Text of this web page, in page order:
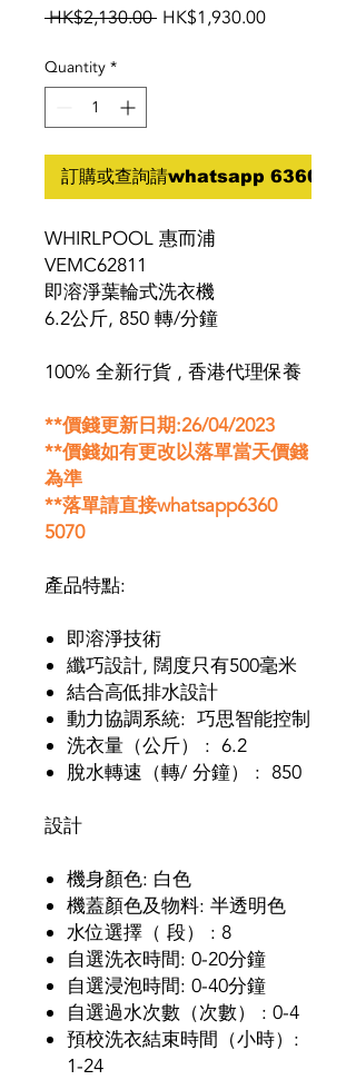
HK$2,130.00 Regular
HK$1,930.00Sale
Quantity *
訂購或查詢請whatsapp 6360
WHIRLPOOL 惠而浦
VEMC62811
即溶淨葉輪式洗衣機
6.2公斤, 850 轉/分鐘
100% 全新行貨 , 香港代理保養
**價錢更新日期:26/04/2023
**價錢如有更改以落單當天價錢
為準
**落單請直接whatsapp6360
5070
產品特點:
即溶淨技術
纖巧設計, 闊度只有500毫米
結合高低排水設計
動力協調系統: 巧思智能控制
洗衣量（公斤） : 6.2
脫水轉速（轉/ 分鐘） : 850
設計
機身顏色: 白色
機蓋顏色及物料: 半透明色
水位選擇（ 段） : 8
自選洗衣時間: 0-20分鐘
自選浸泡時間: 0-40分鐘
自選過水次數（次數） : 0-4
預校洗衣結束時間（小時）:
1-24